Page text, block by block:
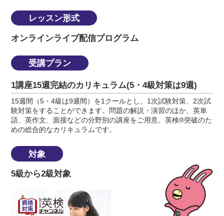
レッスン形式
オンラインライブ配信プログラム
受講プラン
1講座15週完結のカリキュラム(5・4級対策は9週)
15週間（5・4級は9週間）を1クールとし、1次試験対策、2次試
験対策をすることができます。問題の解説・演習のほか、英単
語、英作文、面接などの分野別の講座をご用意。英検®突破のた
めの総合的なカリキュラムです。
対象
5級から2級対象